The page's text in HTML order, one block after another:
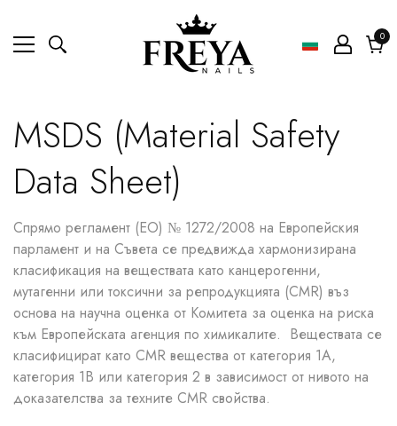
00
MSDS (Material Safety
Data Sheet)
Спрямо регламент (ЕО) № 1272/2008 на Европейския
парламент и на Съвета се предвижда хармонизирана
класификация на веществата като канцерогенни,
мутагенни или токсични за репродукцията (CMR) въз
основа на научна оценка от Комитета за оценка на риска
към Европейската агенция по химикалите. Веществата се
класифицират като CMR вещества от категория 1A,
категория 1B или категория 2 в зависимост от нивото на
доказателства за техните CMR свойства.